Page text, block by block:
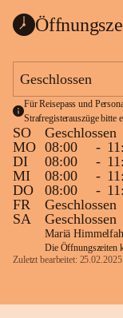
Geschlossen
Für Reisepass und
Strafregisterauszüge bitte
SO
Geschlossen
MO 08:00 -
DI
08:00 -
MI
08:00 -
DO
08:00 -
FR
Geschlossen
SA
Geschlossen
Mariä
Die Öffnungszeiten
Zuletzt bearbeitet: 25.02.2025